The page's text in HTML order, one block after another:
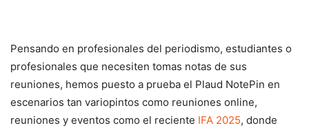
Pensando en profesionales del periodismo, estudiantes o
profesionales que necesiten tomas notas de sus
reuniones, hemos puesto a prueba el Plaud NotePin en
escenarios tan variopintos como reuniones online,
reuniones y eventos como el reciente IFA 2025, donde